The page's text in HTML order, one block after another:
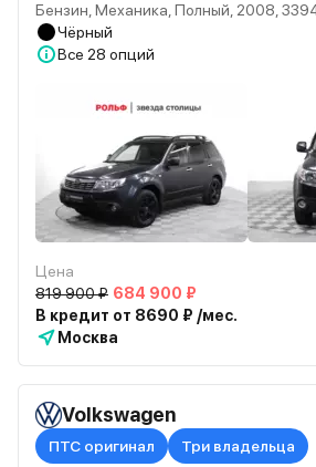
Бензин, Механика, Полный, 2008,
Чёрный
Все 28 опций
Цена
819 900 ₽ 684 900 ₽
В кредит от 8690 ₽ /мес.
Москва
Volkswagen
ПТС оригинал Три владельца